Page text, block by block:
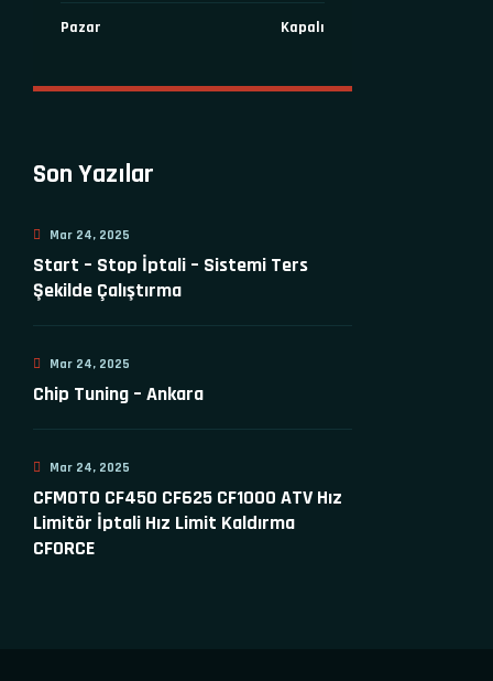
Pazar Kapalı
Son Yazılar
Mar 24, 2025
Start – Stop İptali – Sistemi Ters
Şekilde Çalıştırma
Mar 24, 2025
Chip Tuning – Ankara
Mar 24, 2025
CFMOTO CF450 CF625 CF1000 ATV Hız
Limitör İptali Hız Limit Kaldırma
CFORCE